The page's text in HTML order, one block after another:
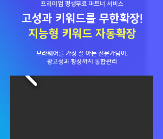
프리미엄 평생무료 파트너 서비스
고성과 키워드를 무한확장!
지능형 키워드 자동확장
보라웨어를 가장 잘 아는 전문가팀이,
광고성과 향상까지 통합관리